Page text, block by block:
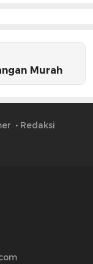
Murah
Redaksi